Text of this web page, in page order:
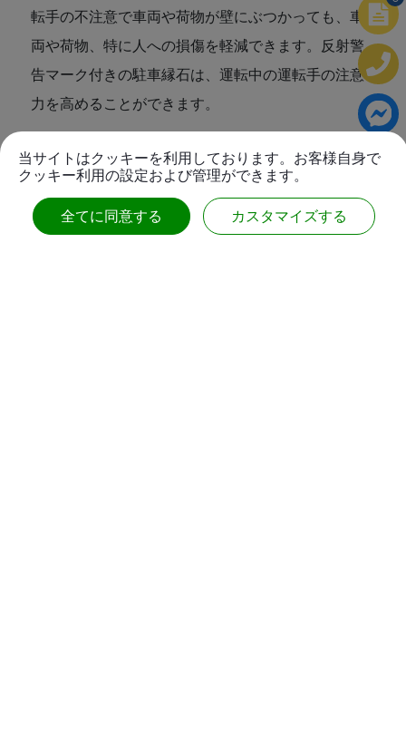
転手の不注意で車両や荷物が壁にぶつかっても、車
両や荷物、特に人への損傷を軽減できます。反射警
告マーク付きの駐車縁石は、運転中の運転手の注意
力を高めることができます。
関連している製品
当サイトはクッキーを利用しております。お客様自身で
クッキー利用の設定および管理ができます。
全てに同意する カスタマイズする